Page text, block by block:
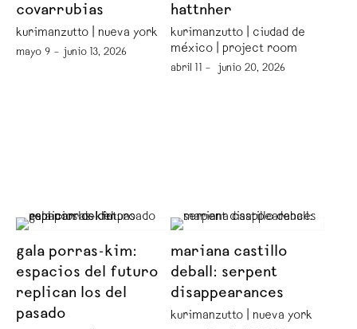
covarrubias
kurimanzutto | nueva york
mayo 9 – junio 13, 2026
hattnher
kurimanzutto | ciudad de
méxico | project room
abril 11 – junio 20, 2026
gala porras-kim:
espacios del futuro
replican los del
pasado
mariana castillo
deball: serpent
disappearances
kurimanzutto | nueva york